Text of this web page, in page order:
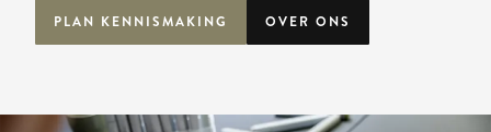
PLAN KENNISMAKING OVER ONS